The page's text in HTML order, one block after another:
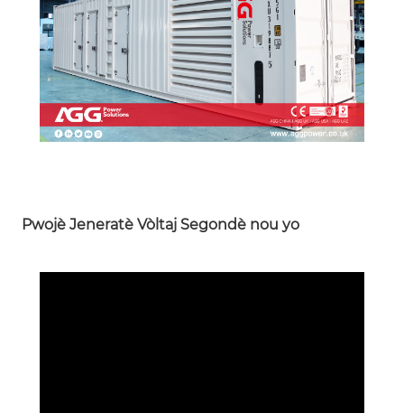
Pwojè Jeneratè Vòltaj Segondè nou yo